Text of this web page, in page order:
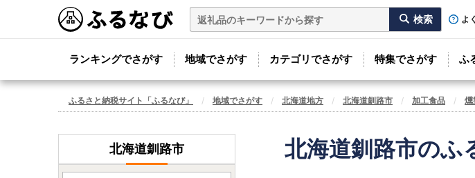
よ
ランキングでさがす 地域でさがす カテゴリでさがす 特集でさがす ふ
ふるさと納税サイト「ふるなび」 地域でさがす 北海道地方 北海道釧路市 加工食品 燻
北海道釧路市のふ
北海道釧路市